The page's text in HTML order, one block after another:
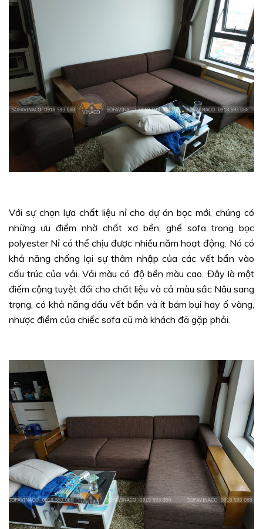
Với sự chọn lựa chất liệu nỉ cho dự án bọc mới, chúng có
những ưu điểm nhờ chất xơ bền, ghế sofa trong bọc
polyester Nỉ có thể chịu được nhiều năm hoạt động. Nó có
khả năng chống lại sự thâm nhập của các vết bẩn vào
cấu trúc của vải. Vải màu có độ bền màu cao. Đây là một
điểm cộng tuyệt đối cho chất liệu và cả màu sắc Nâu sang
trọng, có khả năng dấu vết bẩn và ít bám bụi hay ố vàng,
nhược điểm của chiếc sofa cũ mà khách đã gặp phải.